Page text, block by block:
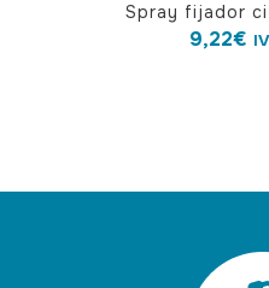
Spray fijador
9,22€